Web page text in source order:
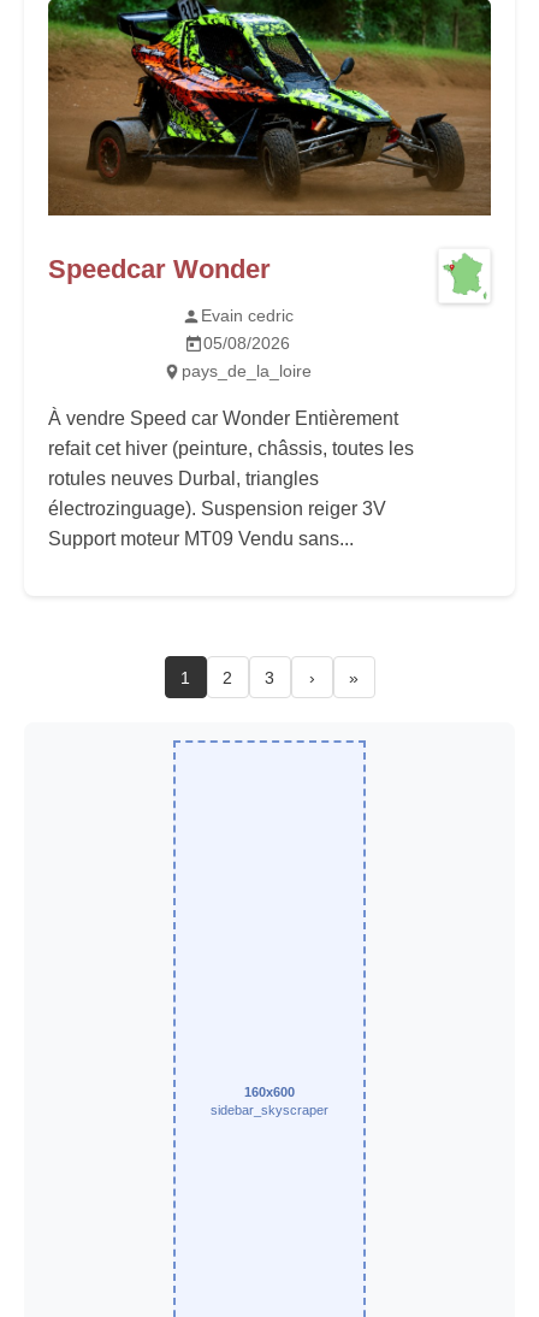
Speedcar Wonder
Evain cedric
05/08/2026
pays_de_la_loire
À vendre Speed car Wonder Entièrement
refait cet hiver (peinture, châssis, toutes les
rotules neuves Durbal, triangles
électrozinguage). Suspension reiger 3V
Support moteur MT09 Vendu sans...
1 2 3 › »
160x600
sidebar_skyscraper